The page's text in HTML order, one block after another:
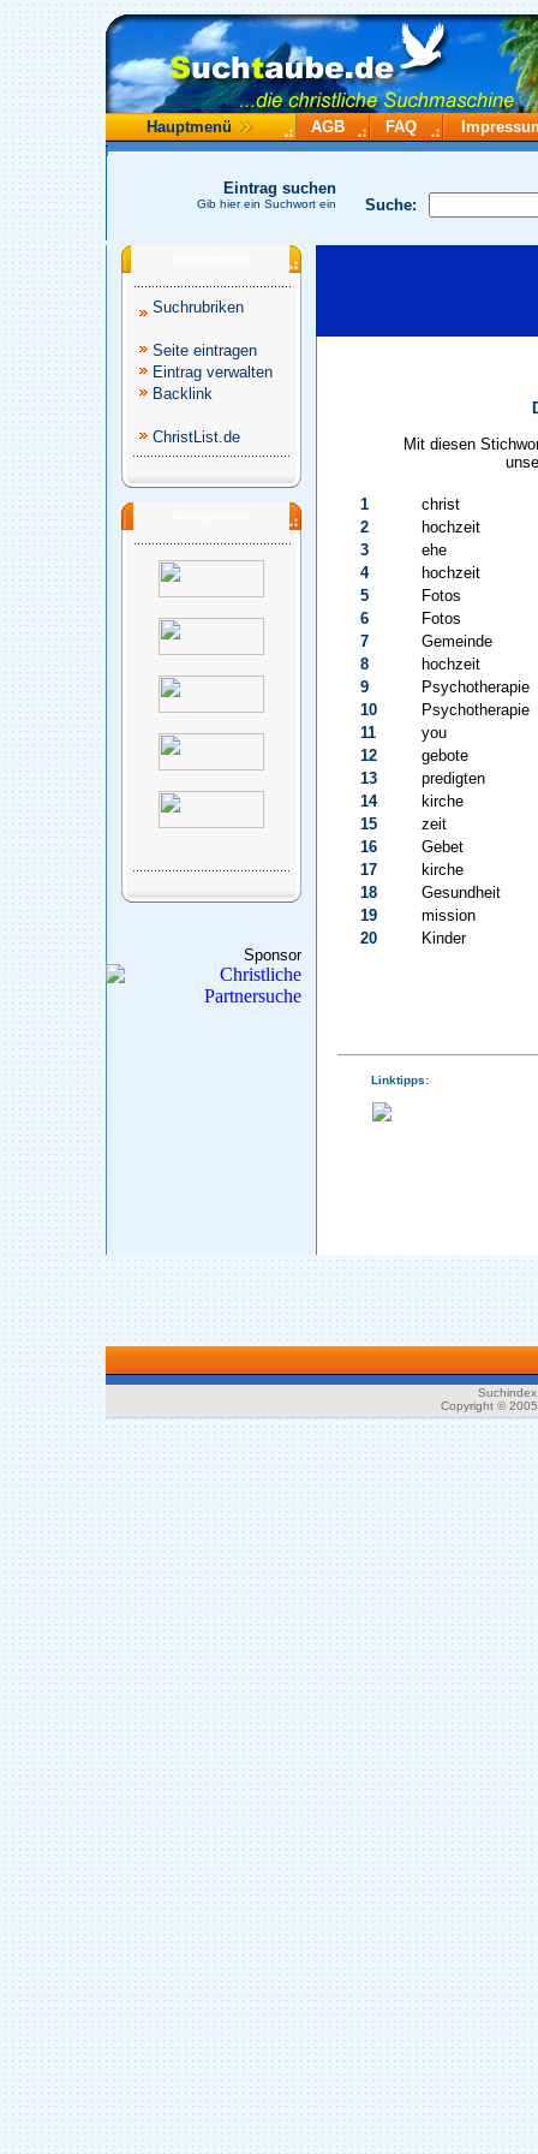
Hauptmenü AGB FAQ
Suche:
Eintrag suchen
Gib hier ein Suchwort ein
Suchrubriken
Seite eintragen
Eintrag verwalten
Backlink
ChristList.de
Sponsor
Mit diesen
1
christ
2
hochzeit
3
ehe
4
hochzeit
5
Fotos
6
Fotos
7
Gemeinde
8
hochzeit
9
Psychotherapie
10
Psychotherapie
11
you
12
gebote
13
predigten
14
kirche
15
zeit
16
Gebet
17
kirche
18
Gesundheit
19
mission
20
Kinder
Linktipps:
Copyright ©